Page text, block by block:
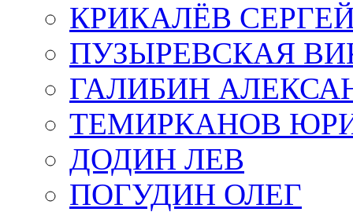
КРИКАЛЁВ
ПУЗЫРЕВСКАЯ
ГАЛИБИН
ТЕМИРКАНОВ
ДОДИН ЛЕВ
ПОГУДИН ОЛЕГ